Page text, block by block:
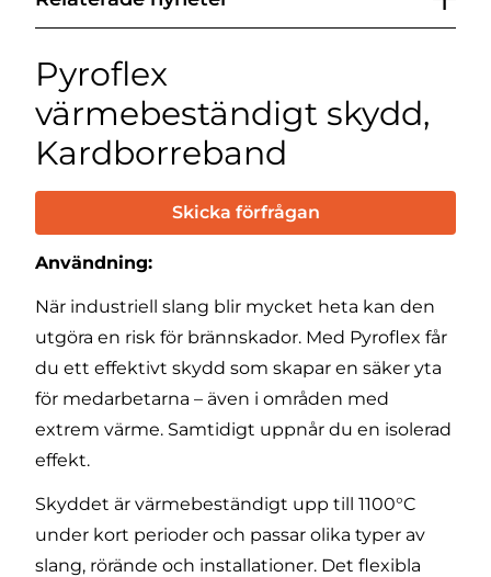
Pyroflex
värmebeständigt skydd,
Kardborreband
Skicka förfrågan
Användning:
När industriell slang blir mycket heta kan den
utgöra en risk för brännskador. Med Pyroflex får
du ett effektivt skydd som skapar en säker yta
för medarbetarna – även i områden med
extrem värme. Samtidigt uppnår du en isolerad
effekt.
Skyddet är värmebeständigt upp till 1100°C
under kort perioder och passar olika typer av
slang, rörände och installationer. Det flexibla